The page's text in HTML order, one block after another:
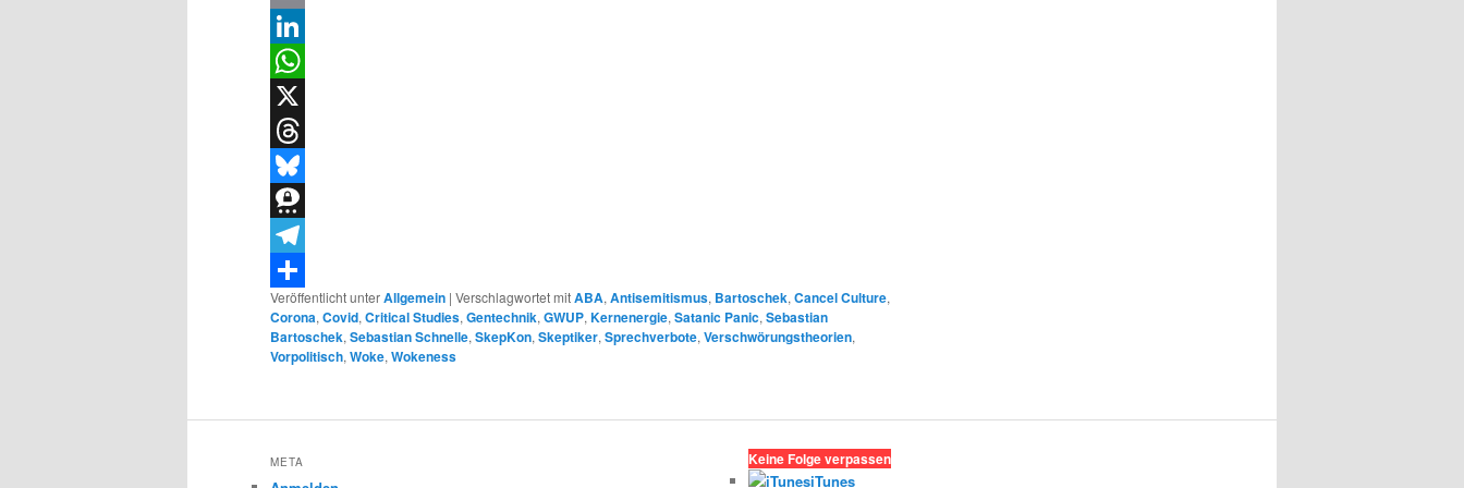
Email
LinkedIn
WhatsApp
X
Threads
Bluesky
Threema
Telegram
Teilen
Veröffentlicht unterAllgemein | Verschlagwortet mitABA,Antisemitismus, Bartoschek,Cancel Culture,
Corona,Covid,Critical Studies,Gentechnik,GWUP,Kernenergie,Satanic Panic,Sebastian
Bartoschek,Sebastian Schnelle,SkepKon,Skeptiker,Sprechverbote,Verschwörungstheorien,
Vorpolitisch,Woke,Wokeness
META Keine Folge verpassen
iTunes